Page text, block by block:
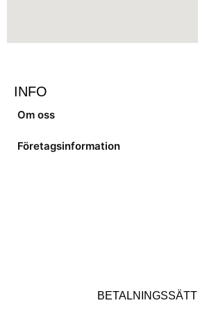
INFO
Om oss
Företagsinformation
BETALNINGSSÄTT